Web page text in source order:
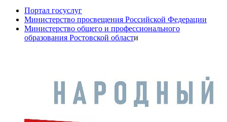
Портал госуслуг
Министерство просвещения Российской Федерации
Министерство общего и профессионального
образования Ростовской области